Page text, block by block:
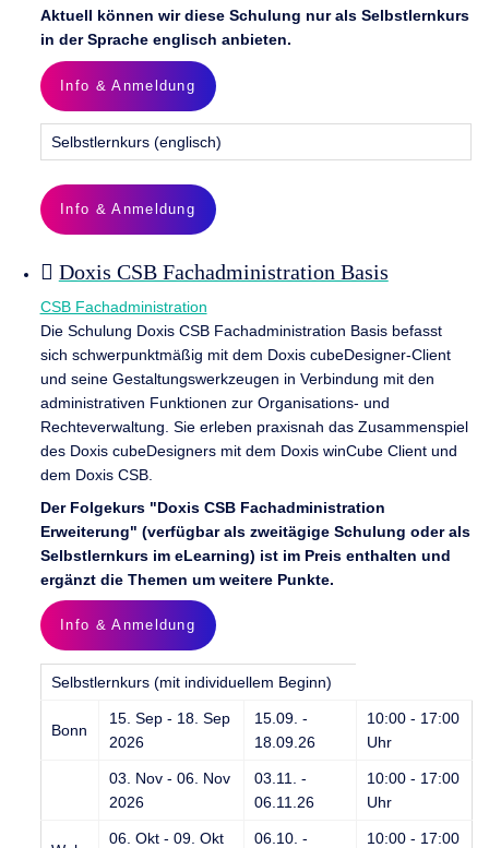
Aktuell können wir diese Schulung nur als Selbstlernkurs
in der Sprache englisch anbieten.
Info & Anmeldung
Selbstlernkurs (englisch)
Info & Anmeldung
Doxis CSB Fachadministration Basis
CSB Fachadministration
Die Schulung Doxis CSB Fachadministration Basis befasst
sich schwerpunktmäßig mit dem Doxis cubeDesigner-Client
und seine Gestaltungswerkzeugen in Verbindung mit den
administrativen Funktionen zur Organisations- und
Rechteverwaltung. Sie erleben praxisnah das Zusammenspiel
des Doxis cubeDesigners mit dem Doxis winCube Client und
dem Doxis CSB.
Der Folgekurs "Doxis CSB Fachadministration
Erweiterung" (verfügbar als zweitägige Schulung oder als
Selbstlernkurs im eLearning) ist im Preis enthalten und
ergänzt die Themen um weitere Punkte.
Info & Anmeldung
Selbstlernkurs (mit individuellem Beginn)
Bonn
15. Sep - 18. Sep
2026
15.09. -
18.09.26
10:00 - 17:00
Uhr
03. Nov - 06. Nov
2026
03.11. -
06.11.26
10:00 - 17:00
Uhr
06. Okt - 09. Okt 06.10. - 10:00 - 17:00